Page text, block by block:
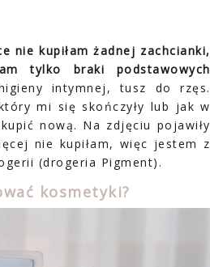
nie kupiłam żadnej zachcianki,
tylko braki podstawowych
intymnej, tusz do rzęs.
mi się skończyły lub jak w
nową. Na zdjęciu pojawiły
nie kupiłam, więc jestem z
(drogeria Pigment).
kosmetyki?